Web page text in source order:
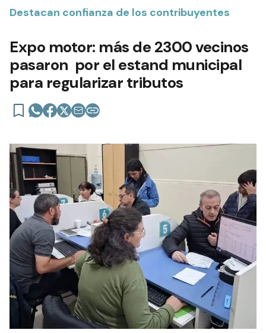
Destacan confianza de los contribuyentes
Expo motor: más de 2300 vecinos
pasaron por el estand municipal
para regularizar tributos